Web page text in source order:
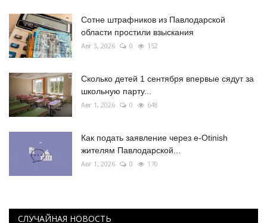
Сотне штрафников из Павлодарской
области простили взыскания
Авг 3, 2026 0 152
Сколько детей 1 сентября впервые сядут за
школьную парту...
Авг 1, 2026 0 648
Как подать заявление через e-Otinish
жителям Павлодарской...
Авг 1, 2026 0 170
СЛУЧАЙНАЯ НОВОСТЬ